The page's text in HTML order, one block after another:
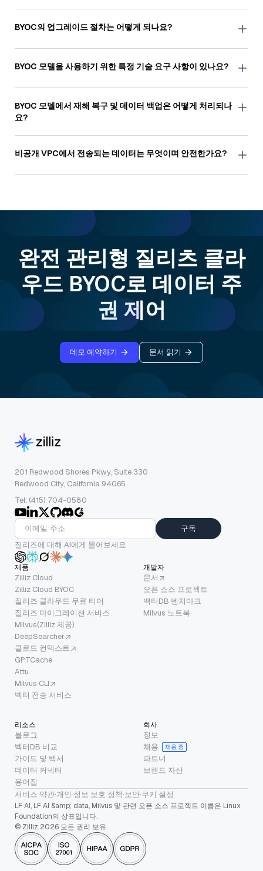
Zilliz Cloud SaaS와 마찬가지로 BYOC 모델에는 수요에 따
라 리소스를 자동으로 조정하는 자동 확장 기능이 통합되어
있습니다. 이를 통해 제어 및 데이터 운영 모두에 대한 원활
BYOC의 업그레이드 절차는 어떻게 되나요?
BYOC 모델의 업그레이드는 롤링 업데이트를 통해 수행되며,
이 모든 작업은 Zilliz에서 원활하게 처리하므로 고객의 다운
타임이 발생하지 않습니다.
BYOC 모델을 사용하기 위한 특정 기술 요구 사항이 있나요?
BYOC를 사용하려면 고객은 AWS(EKS), GCP(GKE) 또는
Azure(AKS)에서 호스팅되는 Kubernetes를 활용하여 자신의
환경에서 서비스를 오케스트레이션해야 합니다. 또한 특정
클라우드 리소스와 서비스가 필요합니다. 자세한 내용은
명서를참조하세요.
BYOC 모델에서 재해 복구 및 데이터 백업은 어떻게 처리되나
요?
데이터 안전성을 강화하기 위해 다중 지역 재해 복구 및 지역
간 데이터 백업을 지원합니다.
비공개 VPC에서 전송되는 데이터는 무엇이며 안전한가요?
암호화된 알림과 집계된 모니터링 지표만 보안 링크를 통해
Grafana 또는 Datadog와 같은 도구를 통해 Zilliz 지원팀에
보기 액세스 권한을 부여할 수 있습니다.
완전 관리형 질리츠 클라
우드 BYOC로 데이터 주
권 제어
데모 예약하기 문서 읽기
201 Redwood Shores Pkwy, Suite 330
Redwood City, California 94065
Tel: (415) 704-0580
구독
질리즈에 대해 AI에게 물어보세요
제품
Zilliz Cloud
Zilliz Cloud BYOC
질리즈 클라우드 무료 티어
질리즈 마이그레이션 서비스
Milvus(Zilliz 제공)
DeepSearcher
클로드 컨텍스트
GPTCache
Attu
Milvus CLI
벡터 전송 서비스
개발자
문서
오픈 소스 프로젝트
벡터DB 벤치마크
Milvus 노트북
리소스
블로그
벡터DB 비교
가이드 및 백서
데이터 커넥터
용어집
회사
정보
채용
채용 중
파트너
브랜드 자산
서비스 약관·개인 정보 보호 정책·보안·쿠키 설정
LF AI, LF AI &amp; data, Milvus 및 관련 오픈 소스 프로젝트 이름은 Linux
Foundation의 상표입니다.
© Zilliz 2026 모든 권리 보유.